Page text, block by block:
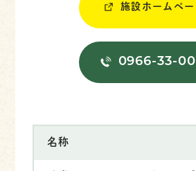
施設ホームペー
0966-33-
名称